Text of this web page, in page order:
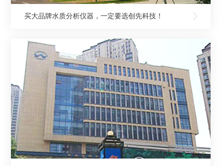
买大品牌水质分析仪器，一定要选创先科技！